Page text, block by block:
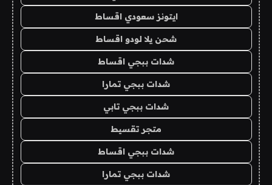
ايتونز سعودي اقساط
شحن يلا لودو اقساط
شدات ببجي اقساط
شدات ببجي تمارا
شدات ببجي تابي
متجر تقسيط
شدات ببجي اقساط
شدات ببجي تمارا